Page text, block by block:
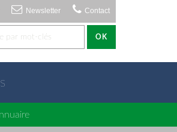
Newsletter Contact
OK